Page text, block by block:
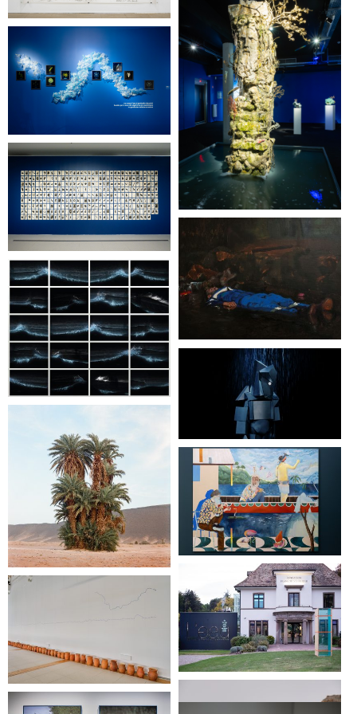
Planter des sources 2
Erik Samakh
One euro to jump now
Léviathan
Les Particules, le conte
humain d’une eau qui
Manon Lanjouère
Les Possessions
Aurélien Mauplot
Nuit égarée
Bilal Hamdad
Les vagues scélérates
Sarah Ritter
Le monde après la pluie
Eva Medin
Can’t run away from
yourself
Marie-Anita Gaube